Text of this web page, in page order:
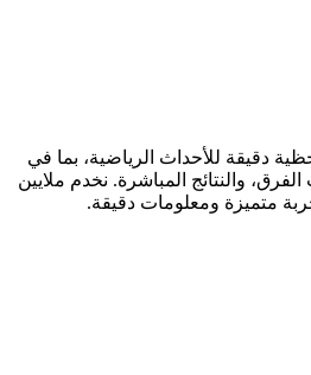
دقيقة للأحداث الرياضية، بما في
والنتائج المباشرة. نخدم ملايين
متميزة ومعلومات دقيقة.